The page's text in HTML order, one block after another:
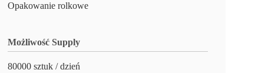
Opakowanie rolkowe
Możliwość Supply
80000 sztuk / dzień